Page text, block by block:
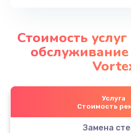
Стоимость
Услуга
Стоимость
Замена